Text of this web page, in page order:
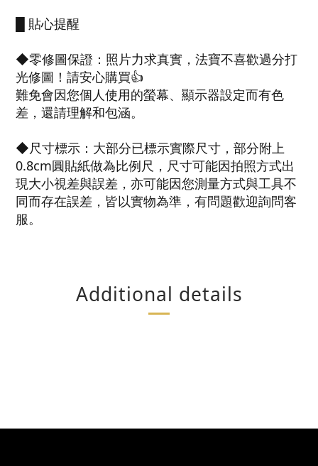
█ 貼心提醒
◆零修圖保證：照片力求真實，法寶不喜歡過分打
光修圖！請安心購買👍
難免會因您個人使用的螢幕、顯示器設定而有色
差，還請理解和包涵。
◆尺寸標示：大部分已標示實際尺寸，部分附上
0.8cm圓貼紙做為比例尺，尺寸可能因拍照方式出
現大小視差與誤差，亦可能因您測量方式與工具不
同而存在誤差，皆以實物為準，有問題歡迎詢問客
服。
Additional details